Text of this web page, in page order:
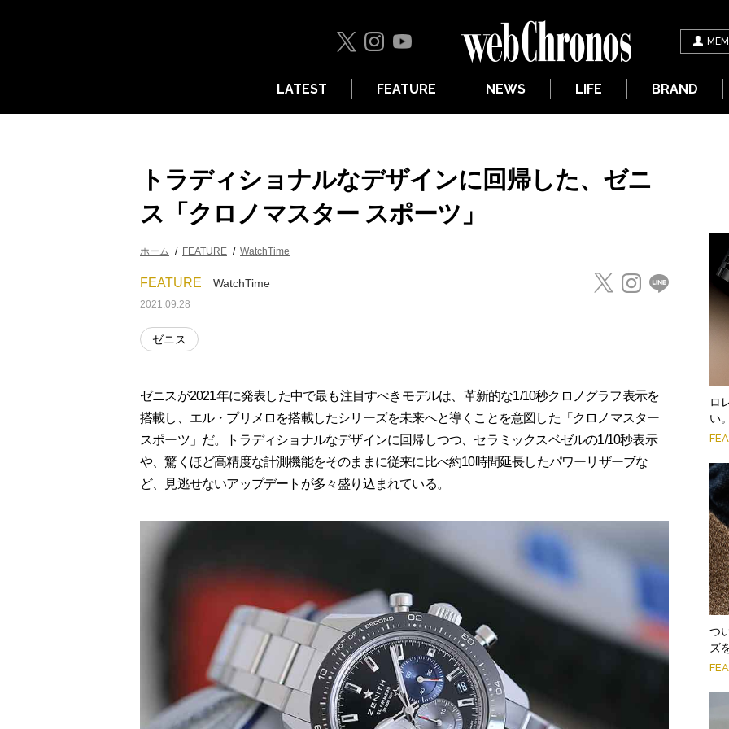
LATEST FEATURE NEWS LIFE BRAND
トラディショナルなデザインに回帰した、ゼニ
ス「クロノマスター スポーツ」
ホーム FEATURE WatchTime
FEATURE WatchTime
2021.09.28
ゼニス
ゼニスが2021年に発表した中で最も注目すべきモデルは、革新的な1/10秒クロノグラフ表示を
搭載し、エル・プリメロを搭載したシリーズを未来へと導くことを意図した「クロノマスター
スポーツ」だ。トラディショナルなデザインに回帰しつつ、セラミックスベゼルの1/10秒表示
や、驚くほど高精度な計測機能をそのままに従来に比べ約10時間延長したパワーリザーブな
ど、見逃せないアップデートが多々盛り込まれている。
ロ
い
つ
ズ